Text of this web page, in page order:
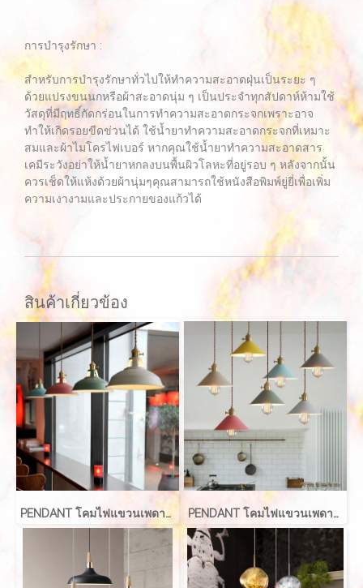
การบำรุงรักษา :
สำหรับการบำรุงรักษาทั่วไปให้ทำความสะอาดฝุ่นเป็นระยะ ๆ
ด้วยแปรงขนนกหรือผ้าสะอาดนุ่ม ๆ เป็นประจำทุกสัปดาห์ห้ามใช้
วัสดุที่มีฤทธิ์กัดกร่อนในการทำความสะอาดกระจกเพราะอาจ
ทำให้เกิดรอยขีดข่วนได้ ใช้น้ำยาทำความสะอาดกระจกที่เหมาะ
สมและผ้าไมโครไฟเบอร์ หากคุณใช้น้ำยาทำความสะอาดสาร
เคมีระวังอย่าให้น้ำยาหกลงบนพื้นผิวโลหะที่อยู่รอบ ๆ หลังจากนั้น
ควรเช็ดให้แห้งด้วยผ้านุ่มๆคุณสามารถใช้หนังสือพิมพ์ยู่ยี่เพื่อเพิ่ม
ความเงางามและประกายของแก้วได้
สินค้าเกี่ยวข้อง
PENDANT โคมไฟแขวนเพดาน รุ่น COLORFUL EVE-00346 ( 1 เซ็ท ได้ 3 โคม ) PENDANT โคมไฟแขวนเพดาน รุ่น LOVELY EVE-00343 ( 1 เซ็ท ได้ 3 โคม )